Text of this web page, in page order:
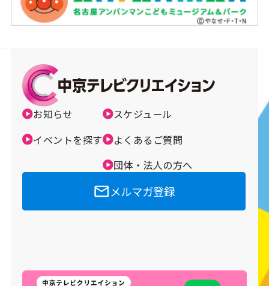
お知らせ
イベントを探す
スケジュール
よくあるご質問
団体・法人の方へ
メルマガ登録